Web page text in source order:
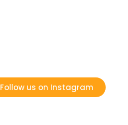
Follow us on Instagram